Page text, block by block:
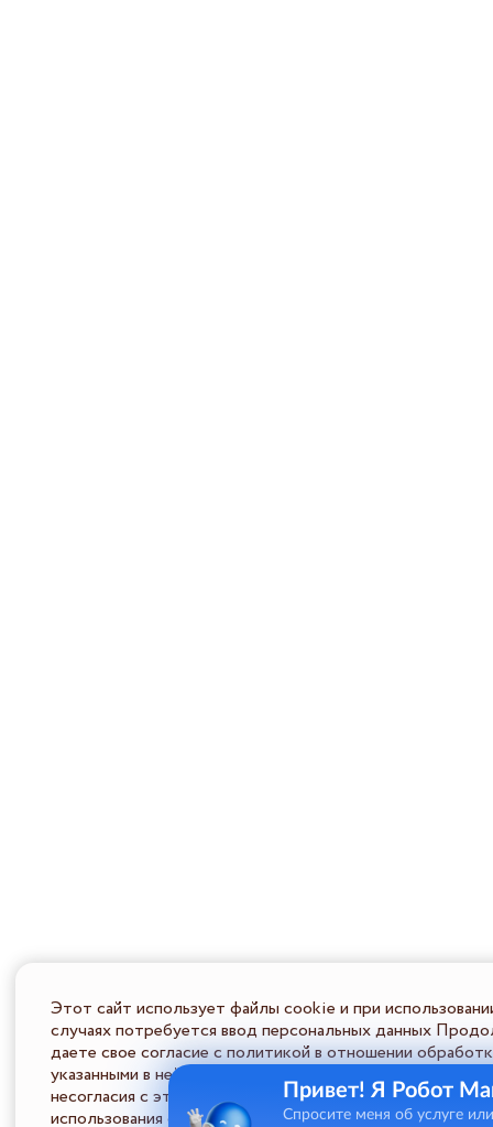
Этот сайт использует файлы cookie и при
случаях потребуется ввод персональных данных
даете свое согласие с политикой в отношении
указанными в ней условиями обработки персональной
несогласия с этими условиями Пользователь должен
использования сайта.
Привет! Я Робот
Спросите меня об услуге